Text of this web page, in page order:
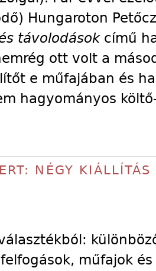
Hungaroton
távolodásokcímű
ott volt a
e műfajában és
hagyományos
NÉGY KIÁLLÍTÁS
műfajok